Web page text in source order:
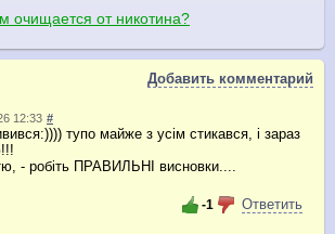
очищается от никотина?
Добавить комментарий
12:33 #
тупо майже з усім стикався, і зараз
- робіть ПРАВИЛЬНІ висновки....
-1 Ответить